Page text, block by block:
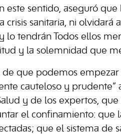
este sentido, aseguró
sanitaria, ni olvidará
lo tendrán Todos ellos
y la solemnidad que
de que podemos empezar
cauteloso y prudente”
y de los expertos,
el confinamiento: que
que el sistema de